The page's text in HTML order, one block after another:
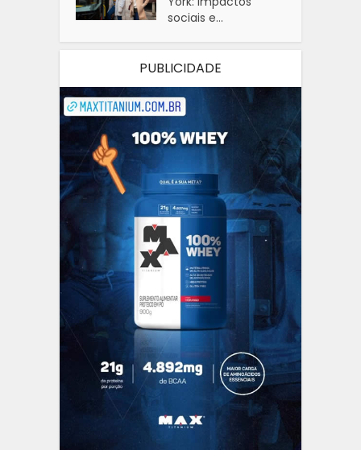
sociais e...
PUBLICIDADE